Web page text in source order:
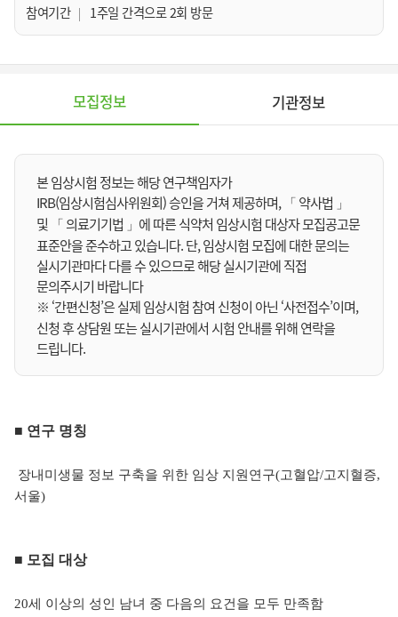
참여기간
1주일 간격으로 2회 방문
모집정보 기관정보
본 임상시험 정보는 해당 연구책임자가
IRB(임상시험심사위원회) 승인을 거쳐 제공하며, 「 약사법 」
및 「 의료기기법 」에 따른 식약처 임상시험 대상자 모집공고문
표준안을 준수하고 있습니다. 단, 임상시험 모집에 대한 문의는
실시기관마다 다를 수 있으므로 해당 실시기관에 직접
문의주시기 바랍니다
※ ‘간편신청’은 실제 임상시험 참여 신청이 아닌 ‘사전접수’이며,
신청 후 상담원 또는 실시기관에서 시험 안내를 위해 연락을
드립니다.
■ 연구 명칭
장내미생물 정보 구축을 위한 임상 지원연구(고혈압/고지혈증,
서울)
■ 모집 대상
20세 이상의 성인 남녀 중 다음의 요건을 모두 만족함